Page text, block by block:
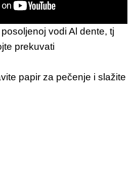
vodi Al dente, tj
prekuvati
papir za pečenje i slažite